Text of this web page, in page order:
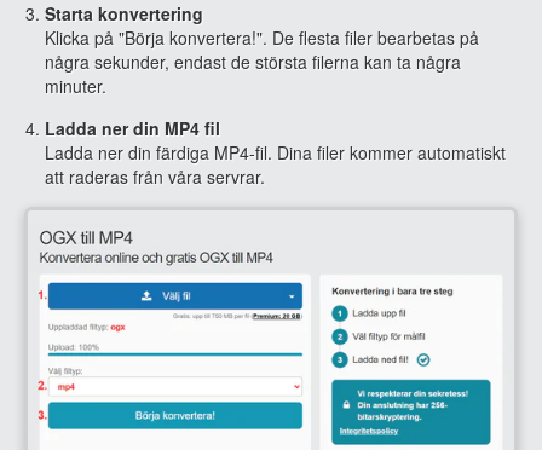
Starta konvertering
Klicka på "Börja konvertera!". De flesta filer bearbetas på
några sekunder, endast de största filerna kan ta några
minuter.
Ladda ner din MP4 fil
Ladda ner din färdiga MP4-fil. Dina filer kommer automatiskt
att raderas från våra servrar.